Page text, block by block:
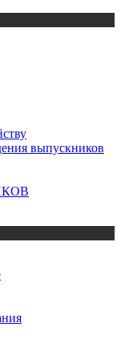
выпускников